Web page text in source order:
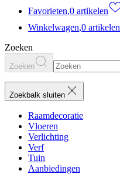
Favorieten,0 artikelen
Winkelwagen,0 artikelen
Zoeken
Zoeken
Zoekbalk sluiten
Raamdecoratie
Vloeren
Verlichting
Verf
Tuin
Aanbiedingen